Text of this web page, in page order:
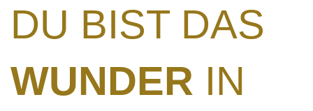
DU BIST DAS
WUNDER IN